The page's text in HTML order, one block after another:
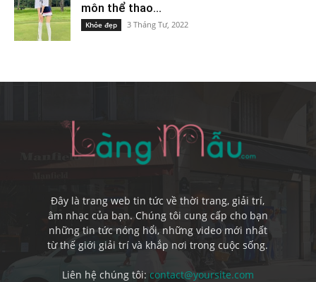
môn thể thao...
Khỏe đẹp 3 Tháng Tư, 2022
Đây là trang web tin tức về thời trang, giải trí,
âm nhạc của bạn. Chúng tôi cung cấp cho bạn
những tin tức nóng hổi, những video mới nhất
từ thế giới giải trí và khắp nơi trong cuộc sống.
Liên hệ chúng tôi: contact@yoursite.com